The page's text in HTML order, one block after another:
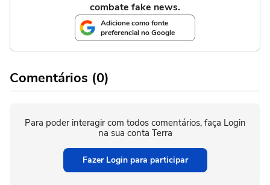
combate fake news.
Adicione como fonte
preferencial no Google
Comentários (0)
Para poder interagir com todos comentários, faça Login
na sua conta Terra
Fazer Login para participar